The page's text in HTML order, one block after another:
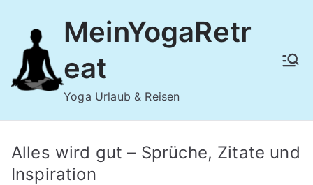
springen
MeinYogaRetr
eat
Yoga Urlaub & Reisen
Alles wird gut – Sprüche, Zitate und
Inspiration